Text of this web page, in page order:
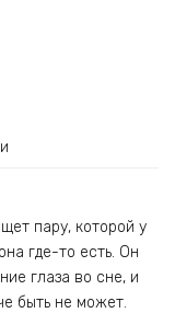
пару, которой у
где-то есть. Он
глаза во сне, и
быть не может.